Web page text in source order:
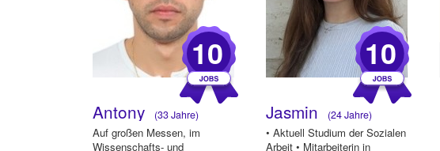
10
Antony (33 Jahre)
Auf großen Messen, im
Wissenschafts- und
10
Jasmin (24 Jahre)
• Aktuell Studium der Sozialen
Arbeit • Mitarbeiterin in